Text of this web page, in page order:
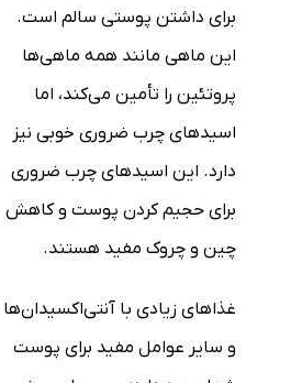
برای داشتن پوستی سالم است.
این ماهی مانند همه ماهی‌ها
پروتئین را تأمین می‌کند، اما
اسیدهای چرب ضروری خوبی نیز
دارد. این اسیدهای چرب ضروری
برای حجیم کردن پوست و کاهش
چین و چروک مفید هستند.
غذاهای زیادی با آنتی‌اکسیدان‌ها
و سایر عوامل مفید برای پوست